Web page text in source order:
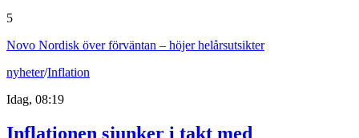
5
Novo Nordisk över förväntan – höjer helårsutsikter
nyheter/Inflation
Idag, 08:19
Inflationen sjunker i takt med